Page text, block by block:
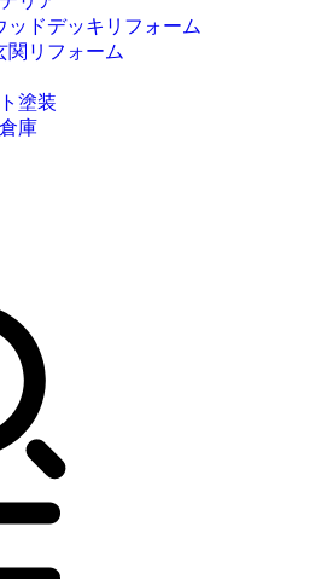
ッドデッキリフォーム
関リフォーム
塗装
庫